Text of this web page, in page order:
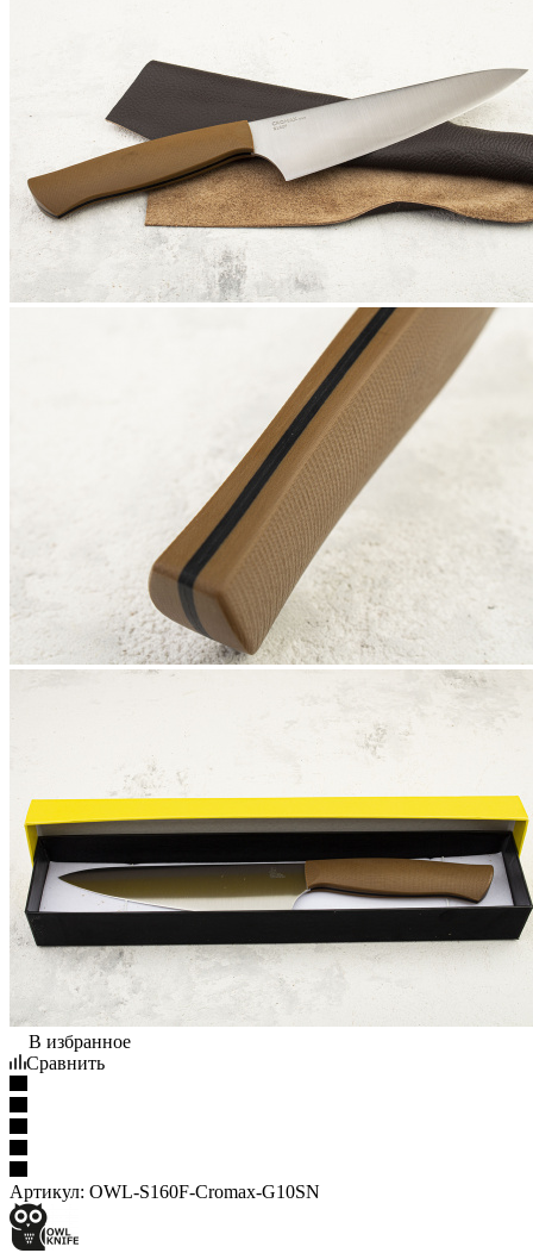
В избранное
Сравнить
Артикул: OWL-S160F-Cromax-G10SN